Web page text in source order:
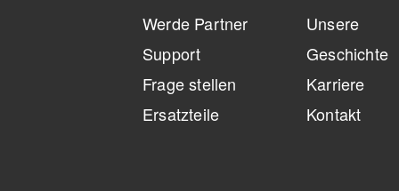
Werde Partner
Support
Frage stellen
Ersatzteile
Unsere
Geschichte
Karriere
Kontakt